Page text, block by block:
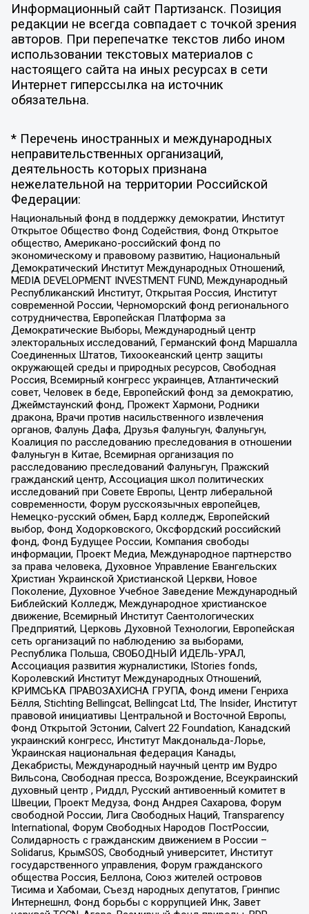
Информационный сайт Партизанск. Позиция
редакции не всегда совпадает с точкой зрения
авторов. При перепечатке текстов либо ином
использовании текстовых материалов с
настоящего сайта на иных ресурсах в сети
Интернет гиперссылка на источник
обязательна.
* Перечень иностранных и международных
неправительственных организаций,
деятельность которых признана
нежелательной на территории Российской
Федерации:
Национальный фонд в поддержку демократии, Институт
Открытое Общество Фонд Содействия, Фонд Открытое
общество, Американо-российский фонд по
экономическому и правовому развитию, Национальный
Демократический Институт Международных Отношений,
MEDIA DEVELOPMENT INVESTMENT FUND, Международный
Республиканский Институт, Открытая Россия, Институт
современной России, Черноморский фонд регионального
сотрудничества, Европейская Платформа за
Демократические Выборы, Международный центр
электоральных исследований, Германский фонд Маршалла
Соединенных Штатов, Тихоокеанский центр защиты
окружающей среды и природных ресурсов, Свободная
Россия, Всемирный конгресс украинцев, Атлантический
совет, Человек в беде, Европейский фонд за демократию,
Джеймстаунский фонд, Прожект Хармони, Родники
дракона, Врачи против насильственного извлечения
органов, Фалунь Дафа, Друзья Фалуньгун, Фалуньгун,
Коалиция по расследованию преследования в отношении
Фалуньгун в Китае, Всемирная организация по
расследованию преследований Фалуньгун, Пражский
гражданский центр, Ассоциация школ политических
исследований при Совете Европы, Центр либеральной
современности, Форум русскоязычных европейцев,
Немецко-русский обмен, Бард колледж, Европейский
выбор, Фонд Ходорковского, Оксфордский российский
фонд, Фонд Будущее России, Компания свободы
информации, Проект Медиа, Международное партнерство
за права человека, Духовное Управление Евангельских
Христиан Украинской Христианской Церкви, Новое
Поколение, Духовное Учебное Заведение Международный
Библейский Колледж, Международное христианское
движение, Всемирный Институт Саентологических
Предприятий, Церковь Духовной Технологии, Европейская
сеть организаций по наблюдению за выборами,
Республика Польша, СВОБОДНЫЙ ИДЕЛЬ-УРАЛ,
Ассоциация развития журналистики, IStories fonds,
Королевский Институт Международных Отношений,
КРИМСЬКА ПРАВОЗАХИСНА ГРУПА, Фонд имени Генриха
Бёлля, Stichting Bellingcat, Bellingcat Ltd, The Insider, Институт
правовой инициативы Центральной и Восточной Европы,
Фонд Открытой Эстонии, Calvert 22 Foundation, Канадский
украинский конгресс, Институт Макдональда-Лорье,
Украинская национальная федерация Канады,
Декабристы, Международный научный центр им Вудро
Вильсона, Свободная пресса, Возрождение, Всеукраинский
духовный центр , Риддл, Русский антивоенный комитет в
Швеции, Проект Медуза, Фонд Андрея Сахарова, Форум
свободной России, Лига Свободных Наций, Transparеncy
International, Форум Свободных Народов ПостРоссии,
Солидарность с гражданским движением в России –
Solidarus, КрымSOS, Свободный университет, Институт
государственного управления, Форум гражданского
общества Россия, Беллона, Союз жителей островов
Тисима и Хабомаи, Съезд народных депутатов, Гринпис
Интернешнл, Фонд борьбы с коррупцией Инк, Завет